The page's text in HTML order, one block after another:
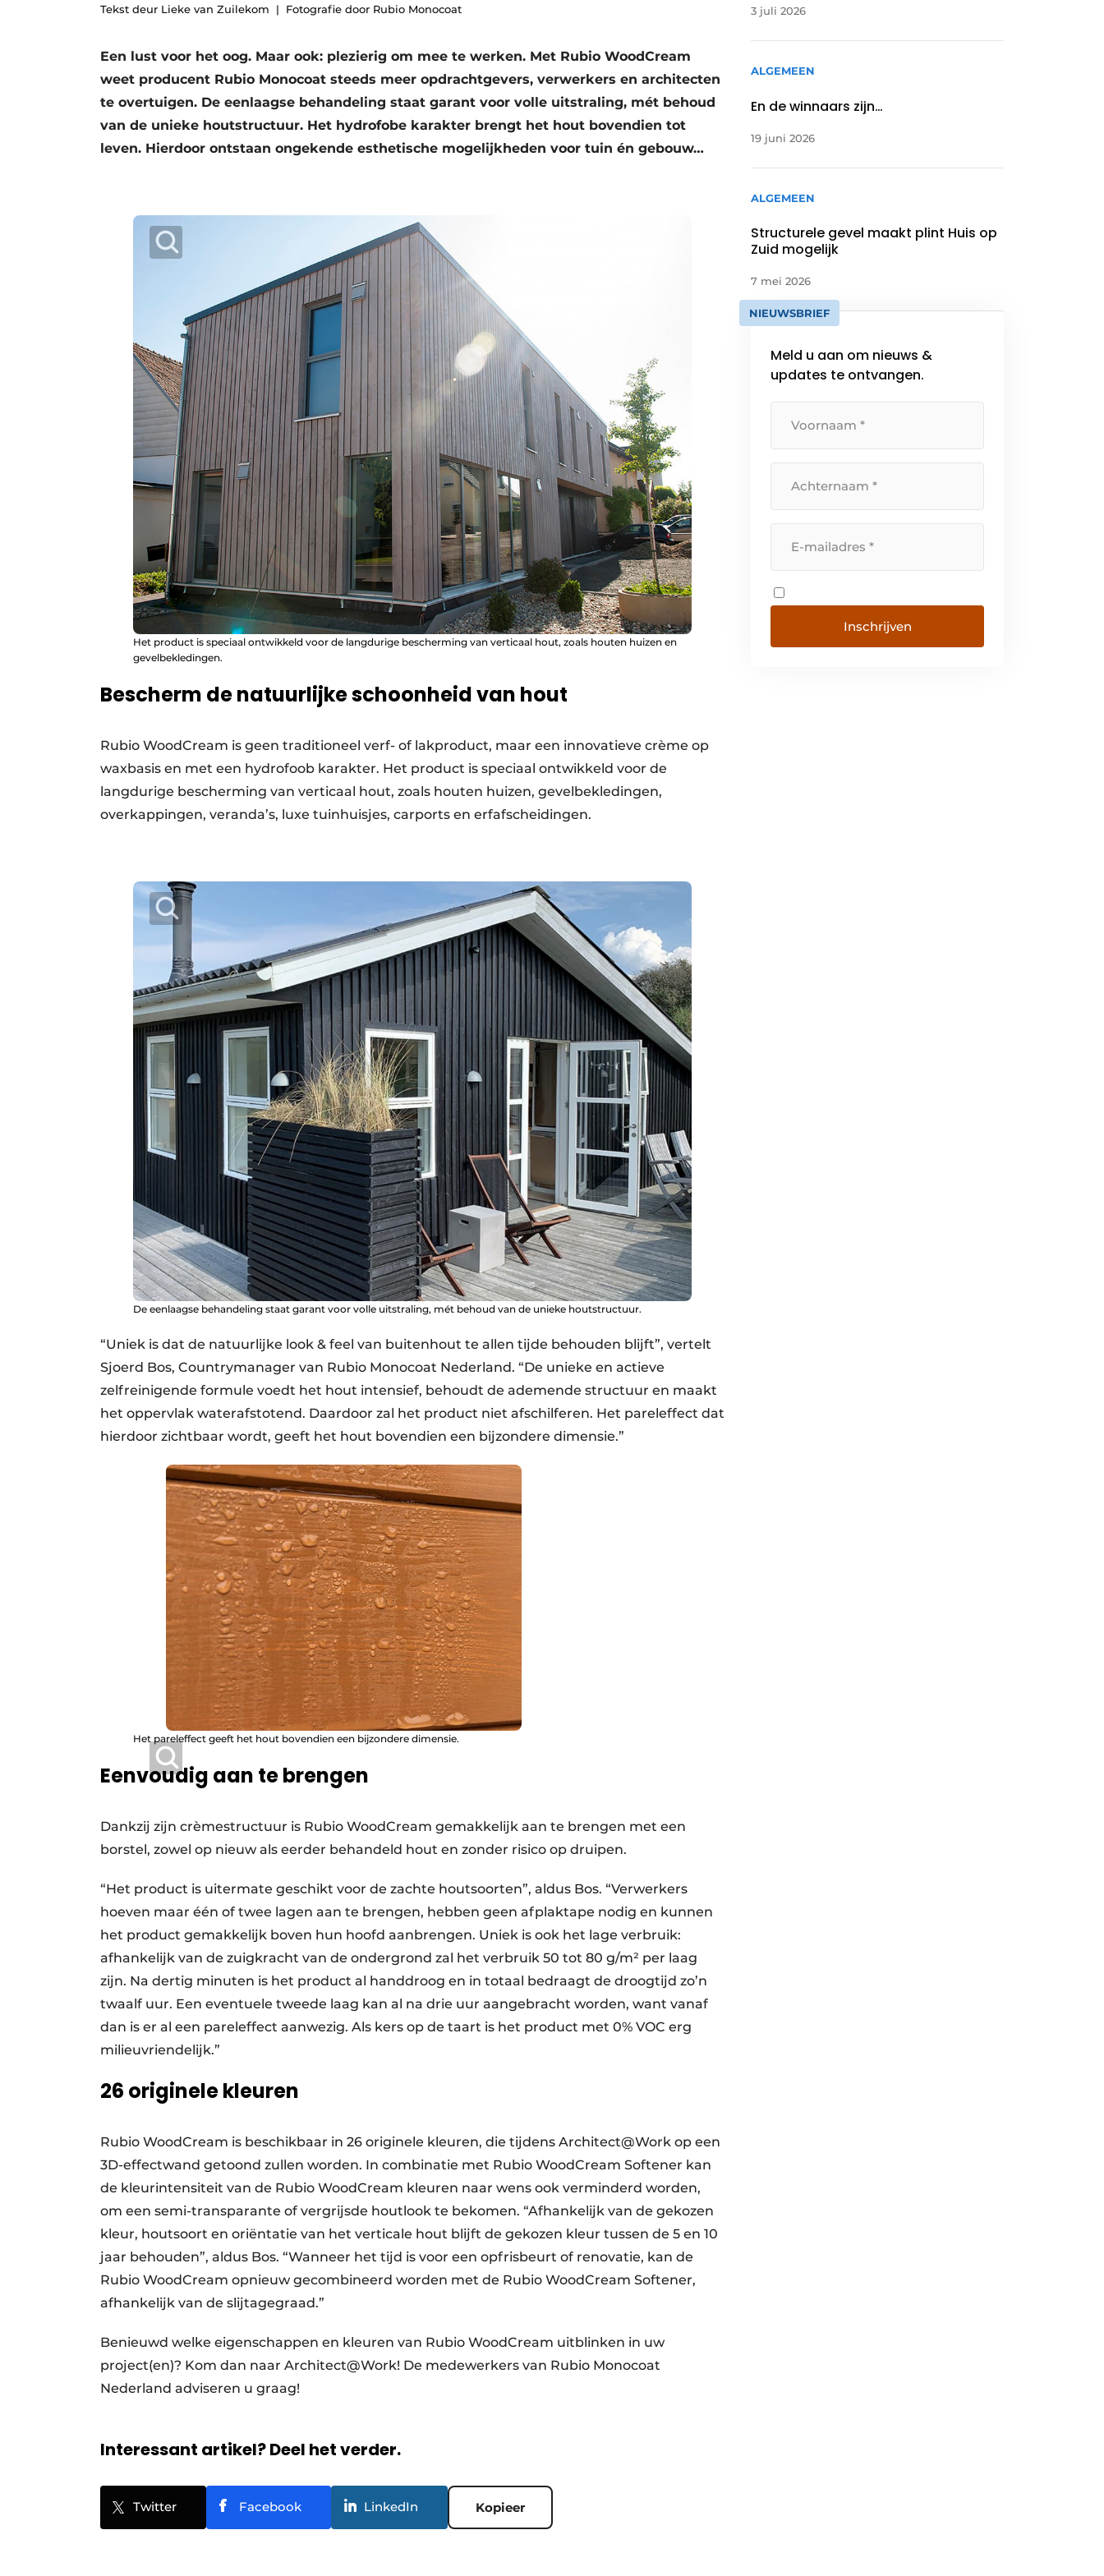
Tekst deur Lieke van Zuilekom
Fotografie door Rubio Monocoat
Een lust voor het oog. Maar ook: plezierig om mee te werken. Met Rubio WoodCream
weet producent Rubio Monocoat steeds meer opdrachtgevers, verwerkers en architecten
te overtuigen. De eenlaagse behandeling staat garant voor volle uitstraling, mét behoud
van de unieke houtstructuur. Het hydrofobe karakter brengt het hout bovendien tot
leven. Hierdoor ontstaan ongekende esthetische mogelijkheden voor tuin én gebouw…
Het product is speciaal ontwikkeld voor de langdurige bescherming van verticaal hout, zoals houten huizen en
gevelbekledingen.
Bescherm de natuurlijke schoonheid van hout
Rubio WoodCream is geen traditioneel verf- of lakproduct, maar een innovatieve crème op
waxbasis en met een hydrofoob karakter. Het product is speciaal ontwikkeld voor de
langdurige bescherming van verticaal hout, zoals houten huizen, gevelbekledingen,
overkappingen, veranda’s, luxe tuinhuisjes, carports en erfafscheidingen.
De eenlaagse behandeling staat garant voor volle uitstraling, mét behoud van de unieke houtstructuur.
“Uniek is dat de natuurlijke look & feel van buitenhout te allen tijde behouden blijft”, vertelt
Sjoerd Bos, Countrymanager van Rubio Monocoat Nederland. “De unieke en actieve
zelfreinigende formule voedt het hout intensief, behoudt de ademende structuur en maakt
het oppervlak waterafstotend. Daardoor zal het product niet afschilferen. Het pareleffect dat
hierdoor zichtbaar wordt, geeft het hout bovendien een bijzondere dimensie.”
Het pareleffect geeft het hout bovendien een bijzondere dimensie.
Eenvoudig aan te brengen
Dankzij zijn crèmestructuur is Rubio WoodCream gemakkelijk aan te brengen met een
borstel, zowel op nieuw als eerder behandeld hout en zonder risico op druipen.
“Het product is uitermate geschikt voor de zachte houtsoorten”, aldus Bos. “Verwerkers
hoeven maar één of twee lagen aan te brengen, hebben geen afplaktape nodig en kunnen
het product gemakkelijk boven hun hoofd aanbrengen. Uniek is ook het lage verbruik:
afhankelijk van de zuigkracht van de ondergrond zal het verbruik 50 tot 80 g/m² per laag
zijn. Na dertig minuten is het product al handdroog en in totaal bedraagt de droogtijd zo’n
twaalf uur. Een eventuele tweede laag kan al na drie uur aangebracht worden, want vanaf
dan is er al een pareleffect aanwezig. Als kers op de taart is het product met 0% VOC erg
milieuvriendelijk.”
26 originele kleuren
Rubio WoodCream is beschikbaar in 26 originele kleuren, die tijdens Architect@Work op een
3D-effectwand getoond zullen worden. In combinatie met Rubio WoodCream Softener kan
de kleurintensiteit van de Rubio WoodCream kleuren naar wens ook verminderd worden,
om een semi-transparante of vergrijsde houtlook te bekomen. “Afhankelijk van de gekozen
kleur, houtsoort en oriëntatie van het verticale hout blijft de gekozen kleur tussen de 5 en 10
jaar behouden”, aldus Bos. “Wanneer het tijd is voor een opfrisbeurt of renovatie, kan de
Rubio WoodCream opnieuw gecombineerd worden met de Rubio WoodCream Softener,
afhankelijk van de slijtagegraad.”
Benieuwd welke eigenschappen en kleuren van Rubio WoodCream uitblinken in uw
project(en)? Kom dan naar Architect@Work! De medewerkers van Rubio Monocoat
Nederland adviseren u graag!
Interessant artikel? Deel het verder.
Twitter Facebook LinkedIn Kopieer
3 juli 2026
ALGEMEEN
En de winnaars zijn…
19 juni 2026
ALGEMEEN
Structurele gevel maakt plint Huis op
Zuid mogelijk
7 mei 2026
NIEUWSBRIEF
Meld u aan om nieuws &
updates te ontvangen.
Inschrijven